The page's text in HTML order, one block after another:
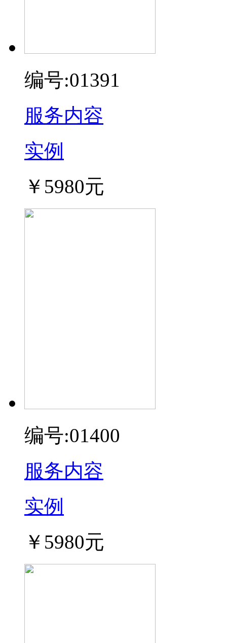
编号:01391
服务内容
实例
￥5980元
编号:01400
服务内容
实例
￥5980元